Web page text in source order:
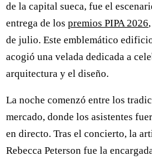
de la capital sueca, fue el
entrega de los premios PIPA 2026
de julio. Este emblemático
acogió una velada dedicada a
arquitectura y el diseño.
La noche comenzó entre los
mercado, donde los asistentes
en directo. Tras el concierto, la
Rebecca Peterson fue la